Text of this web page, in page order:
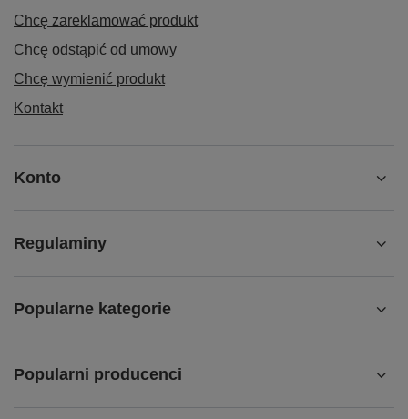
Chcę zareklamować produkt
Chcę odstąpić od umowy
Chcę wymienić produkt
Kontakt
Konto
Regulaminy
Popularne kategorie
Popularni producenci